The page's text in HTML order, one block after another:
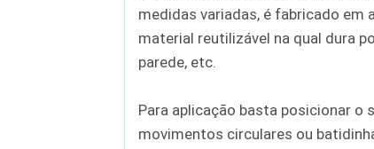
medidas variadas, é fabricado em
material reutilizável na qual dura
parede, etc.
Para aplicação basta posicionar o
movimentos circulares ou